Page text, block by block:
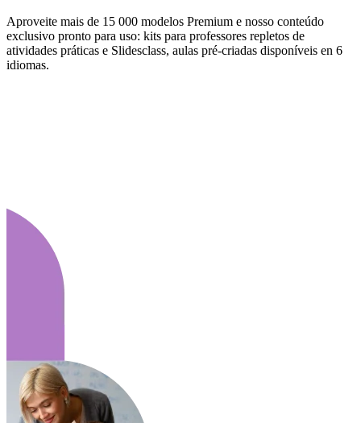
Aproveite mais de 15 000 modelos Premium e nosso conteúdo
exclusivo pronto para uso: kits para professores repletos de
atividades práticas e Slidesclass, aulas pré-criadas disponíveis en 6
idiomas.